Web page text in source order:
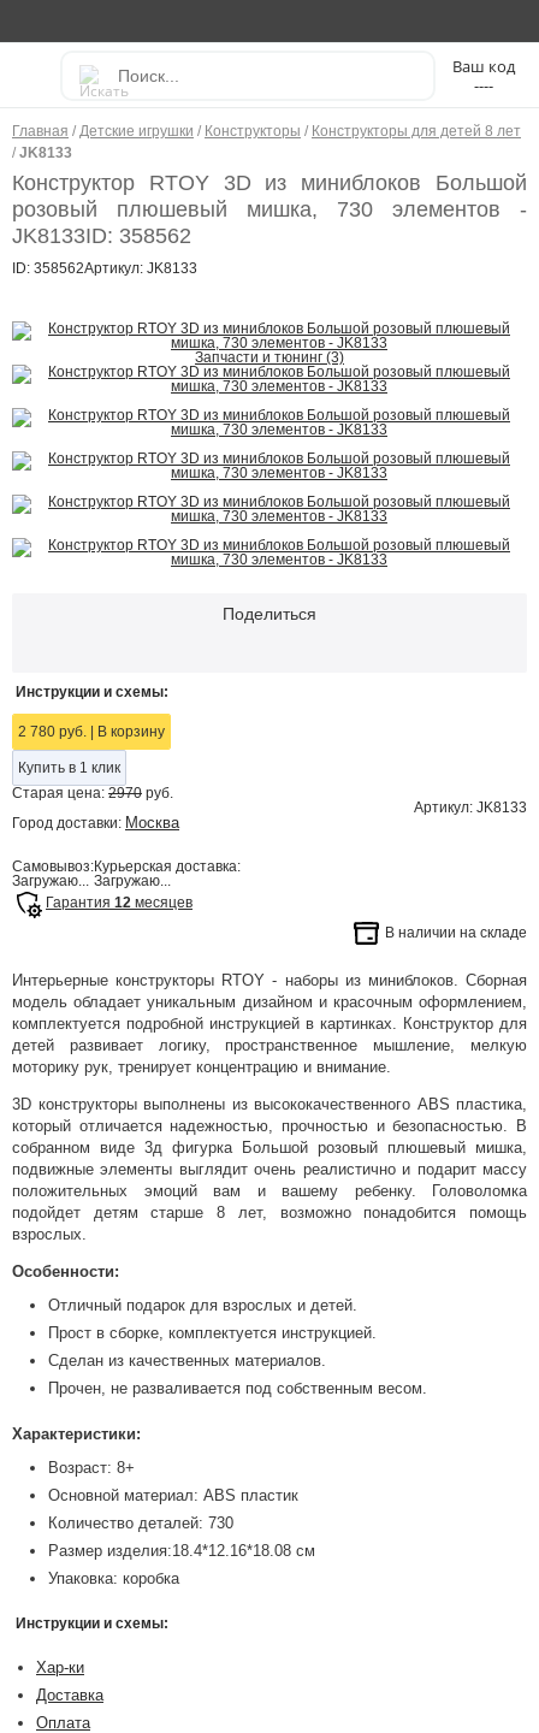
----
Главная / Детские игрушки / Конструкторы / Конструкторы для детей 8 лет
/ JK8133
Конструктор RTOY 3D из миниблоков Большой
розовый плюшевый мишка, 730 элементов -
JK8133ID: 358562
ID: 358562Артикул: JK8133
Запчасти и тюнинг (3)
Поделиться
Инструкции и схемы:
2 780 руб. В корзину
Купить в 1 клик
Старая цена: 2970 руб.
Артикул: JK8133
Город доставки: Москва
Самовывоз:
Загружаю...
Курьерская доставка:
Загружаю...
Гарантия 12 месяцев
В наличии на складе
Интерьерные конструкторы RTOY - наборы из миниблоков. Сборная
модель обладает уникальным дизайном и красочным оформлением,
комплектуется подробной инструкцией в картинках. Конструктор для
детей развивает логику, пространственное мышление, мелкую
моторику рук, тренирует концентрацию и внимание.
3D конструкторы выполнены из высококачественного ABS пластика,
который отличается надежностью, прочностью и безопасностью. В
собранном виде 3д фигурка Большой розовый плюшевый мишка,
подвижные элементы выглядит очень реалистично и подарит массу
положительных эмоций вам и вашему ребенку. Головоломка
подойдет детям старше 8 лет, возможно понадобится помощь
взрослых.
Особенности:
Отличный подарок для взрослых и детей.
Прост в сборке, комплектуется инструкцией.
Сделан из качественных материалов.
Прочен, не разваливается под собственным весом.
Характеристики:
Возраст: 8+
Основной материал: ABS пластик
Количество деталей: 730
Размер изделия:18.4*12.16*18.08 см
Упаковка: коробка
Инструкции и схемы:
Хар-ки
Доставка
Оплата